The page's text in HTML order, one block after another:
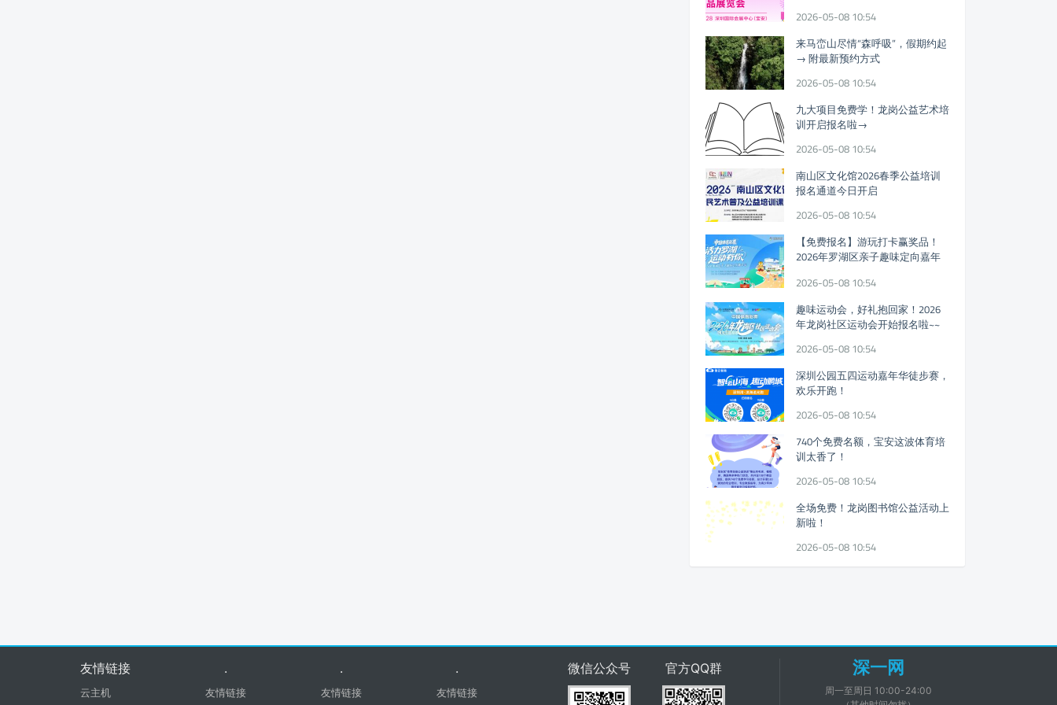
2026-05-08 10:54
来马峦山尽情“森呼吸”，假期约起
→ 附最新预约方式
2026-05-08 10:54
九大项目免费学！龙岗公益艺术培
训开启报名啦→
2026-05-08 10:54
南山区文化馆2026春季公益培训
报名通道今日开启
2026-05-08 10:54
【免费报名】游玩打卡赢奖品！
2026年罗湖区亲子趣味定向嘉年
2026-05-08 10:54
趣味运动会，好礼抱回家！2026
年龙岗社区运动会开始报名啦~~
2026-05-08 10:54
深圳公园五四运动嘉年华徒步赛，
欢乐开跑！
2026-05-08 10:54
740个免费名额，宝安这波体育培
训太香了！
2026-05-08 10:54
全场免费！龙岗图书馆公益活动上
新啦！
2026-05-08 10:54
友情链接
云主机
.
友情链接
.
友情链接
.
友情链接
微信公众号 官方QQ群 深一网
周一至周日 10:00-24:00